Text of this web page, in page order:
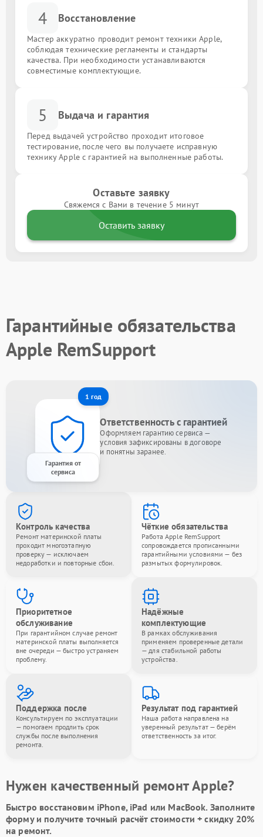
4 Восстановление
Мастер аккуратно проводит ремонт техники Apple,
соблюдая технические регламенты и стандарты
качества. При необходимости устанавливаются
совместимые комплектующие.
5 Выдача и гарантия
Перед выдачей устройство проходит итоговое
тестирование, после чего вы получаете исправную
технику Apple с гарантией на выполненные работы.
Оставьте заявку
Свяжемся с Вами в течение 5 минут
Оставить заявку
Гарантийные обязательства
Apple RemSupport
1 год
Гарантия от
сервиса
Ответственность с гарантией
Оформляем гарантию сервиса —
условия зафиксированы в договоре
и понятны заранее.
Контроль качества
Ремонт материнской платы
проходит многоэтапную
проверку — исключаем
недоработки и повторные сбои.
Чёткие обязательства
Работа Apple RemSupport
сопровождается прописанными
гарантийными условиями — без
размытых формулировок.
Приоритетное
обслуживание
При гарантийном случае ремонт
материнской платы выполняется
вне очереди — быстро устраняем
проблему.
Надёжные
комплектующие
В рамках обслуживания
применяем проверенные детали
— для стабильной работы
устройства.
Поддержка после
Консультируем по эксплуатации
— помогаем продлить срок
службы после выполнения
ремонта.
Результат под гарантией
Наша работа направлена на
уверенный результат — берём
ответственность за итог.
Нужен качественный ремонт Apple?
Быстро восстановим iPhone, iPad или MacBook. Заполните
формуи получите точный расчёт стоимости +скидку 20%
на ремонт.